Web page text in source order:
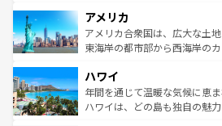
ンツ一覧を参照してほしい。
の建物がそのまま残る町や、
博物館もあり、アルプス観光
ことができる。国民の所得が
ば市内交通費無料で観光を楽しむこ
着のスイス情報はコンテンツ
アメリカ
アメリカ合衆国は、広大な土
東海岸の都市部から西海岸の
のような巨大都市は、観光、
ンメントが詰まった刺激的な
西部には大自然が広がり、グ
ハワイ
年間を通じて温暖な気候に恵
ハワイは、どの島も独自の魅